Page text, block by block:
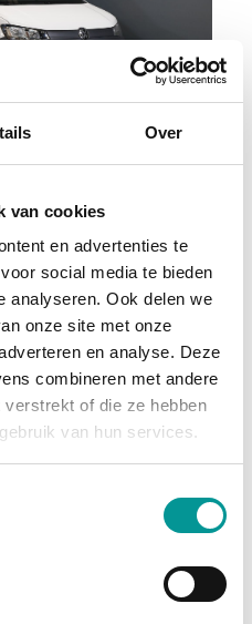
Over
van cookies
en advertenties te
social media te bieden
analyseren. Ook delen we
onze site met onze
en analyse. Deze
combineren met andere
of die ze hebben
van hun services.
- 2022